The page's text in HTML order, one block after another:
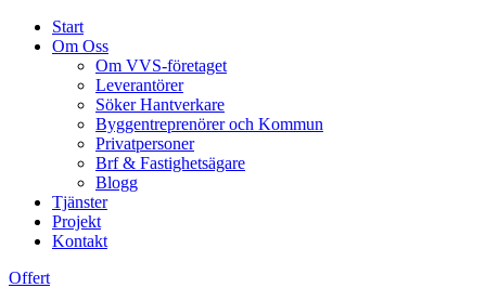
Start
Om Oss
Om VVS-företaget
Leverantörer
Söker Hantverkare
Byggentreprenörer och Kommun
Privatpersoner
Brf & Fastighetsägare
Blogg
Tjänster
Projekt
Kontakt
Offert